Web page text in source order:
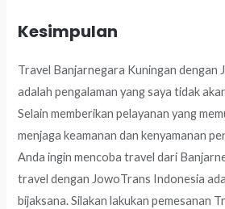
Kesimpulan
Travel Banjarnegara Kuningan dengan
adalah pengalaman yang saya tidak
Selain memberikan pelayanan yang
menjaga keamanan dan kenyamanan
Anda ingin mencoba travel dari
travel dengan JowoTrans Indonesia
bijaksana. Silakan lakukan pemesanan